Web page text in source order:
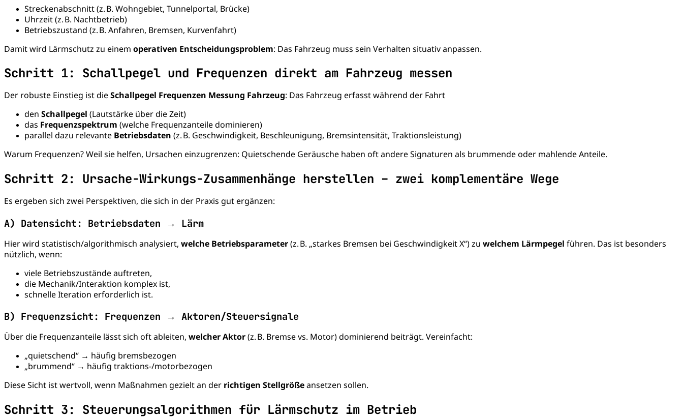
Streckenabschnitt (z. B. Wohngebiet, Tunnelportal, Brücke)
Uhrzeit (z. B. Nachtbetrieb)
Betriebszustand (z. B. Anfahren, Bremsen, Kurvenfahrt)
Damit wird Lärmschutz zu einem operativen Entscheidungsproblem: Das Fahrzeug muss sein Verhalten situativ anpassen.
Schritt 1: Schallpegel und Frequenzen direkt am Fahrzeug messen
Der robuste Einstieg ist dieSchallpegel Frequenzen Messung Fahrzeug: Das Fahrzeug erfasst während der Fahrt
den Schallpegel (Lautstärke über die Zeit)
das Frequenzspektrum (welche Frequenzanteile dominieren)
parallel dazu relevante Betriebsdaten (z. B. Geschwindigkeit, Beschleunigung, Bremsintensität, Traktionsleistung)
Warum Frequenzen? Weil sie helfen, Ursachen einzugrenzen: Quietschende Geräusche haben oft andere Signaturen als brummende oder mahlende Anteile.
Schritt 2: Ursache-Wirkungs-Zusammenhänge herstellen – zwei komplementäre Wege
Es ergeben sich zwei Perspektiven, die sich in der Praxis gut ergänzen:
A) Datensicht: Betriebsdaten → Lärm
Hier wird statistisch/algorithmisch analysiert, welche Betriebsparameter(z. B. „starkes Bremsen bei Geschwindigkeit X“) zu welchem Lärmpegel führen. Das ist besonders
nützlich, wenn:
viele Betriebszustände auftreten,
die Mechanik/Interaktion komplex ist,
schnelle Iteration erforderlich ist.
B) Frequenzsicht: Frequenzen → Aktoren/Steuersignale
Über die Frequenzanteile lässt sich oft ableiten, welcher Aktor(z. B. Bremse vs. Motor) dominierend beiträgt. Vereinfacht:
„quietschend“ → häufig bremsbezogen
„brummend“ → häufig traktions-/motorbezogen
Diese Sicht ist wertvoll, wenn Maßnahmen gezielt an der richtigen Stellgrößeansetzen sollen.
Schritt 3: Steuerungsalgorithmen für Lärmschutz im Betrieb